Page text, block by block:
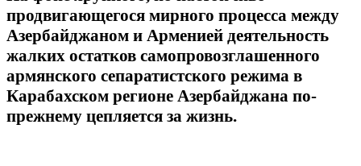
продвигающегося мирного процесса между
Азербайджаном и Арменией деятельность
жалких остатков самопровозглашенного
армянского сепаратистского режима в
Карабахском регионе Азербайджана по-
прежнему цепляется за жизнь.